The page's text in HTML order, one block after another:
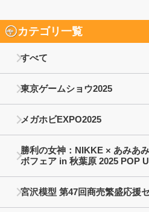
カテゴリ一覧
すべて
東京ゲームショウ2025
メガホビEXPO2025
勝利の女神：NIKKE × あみあ
ボフェア in 秋葉原 2025 POP
宮沢模型 第47回商売繁盛応援